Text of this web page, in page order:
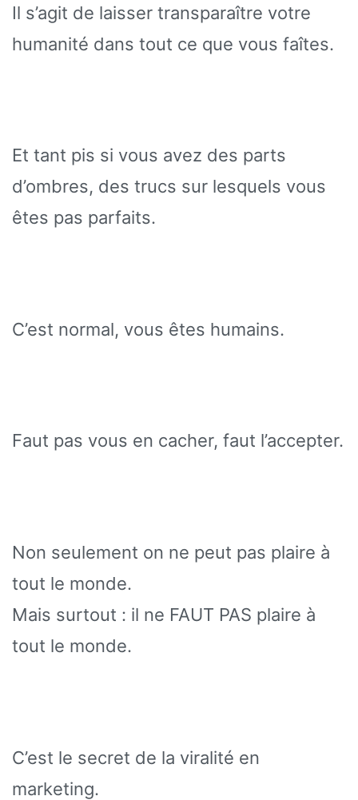
Il s’agit de laisser transparaître votre
humanité dans tout ce que vous faîtes.
Et tant pis si vous avez des parts
d’ombres, des trucs sur lesquels vous
êtes pas parfaits.
C’est normal, vous êtes humains.
Faut pas vous en cacher, faut l’accepter.
Non seulement on ne peut pas plaire à
tout le monde.
Mais surtout : il ne FAUT PAS plaire à
tout le monde.
C’est le secret de la viralité en
marketing.